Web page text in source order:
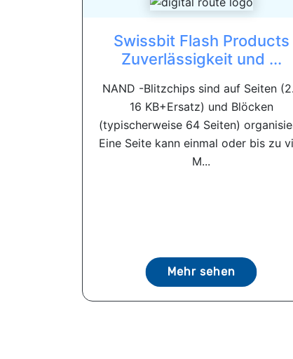
Swissbit Flash Products
Zuverlässigkeit und ...
NAND -Blitzchips sind auf Seiten
16 KB+Ersatz) und Blöcken
(typischerweise 64 Seiten)
Eine Seite kann einmal oder bis zu
M...
Mehr sehen